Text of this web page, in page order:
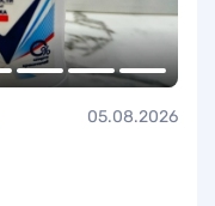
05.08.2026